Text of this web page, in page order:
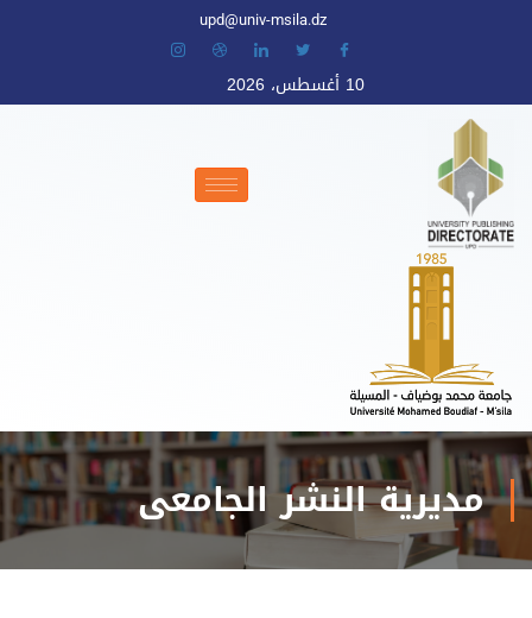
upd@univ-msila.dz
10 أغسطس، 2026
مديرية النشر الجامعي